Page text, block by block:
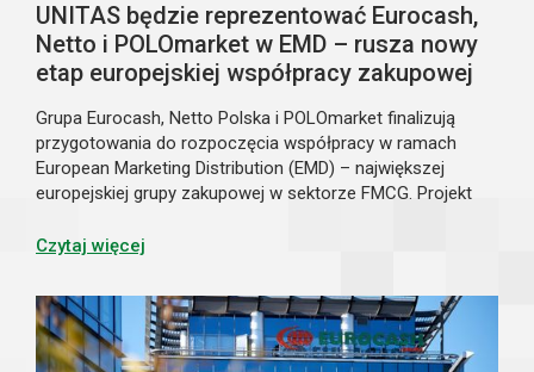
UNITAS będzie reprezentować Eurocash,
Netto i POLOmarket w EMD – rusza nowy
etap europejskiej współpracy zakupowej
Grupa Eurocash, Netto Polska i POLOmarket finalizują
przygotowania do rozpoczęcia współpracy w ramach
European Marketing Distribution (EMD) – największej
europejskiej grupy zakupowej w sektorze FMCG. Projekt
UNITAS sp. z o.o., na której utworzenie podmioty
Umowa regulująca zasady reprezentowania partnerów
przez spółkę UNITAS została podpisana 21 maja 2026 r.
w Warszawie.
Czytaj więcej